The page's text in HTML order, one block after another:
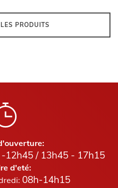
PRODUITS
12h45 / 13h45 - 17h15
d'eté:
08h-14h15